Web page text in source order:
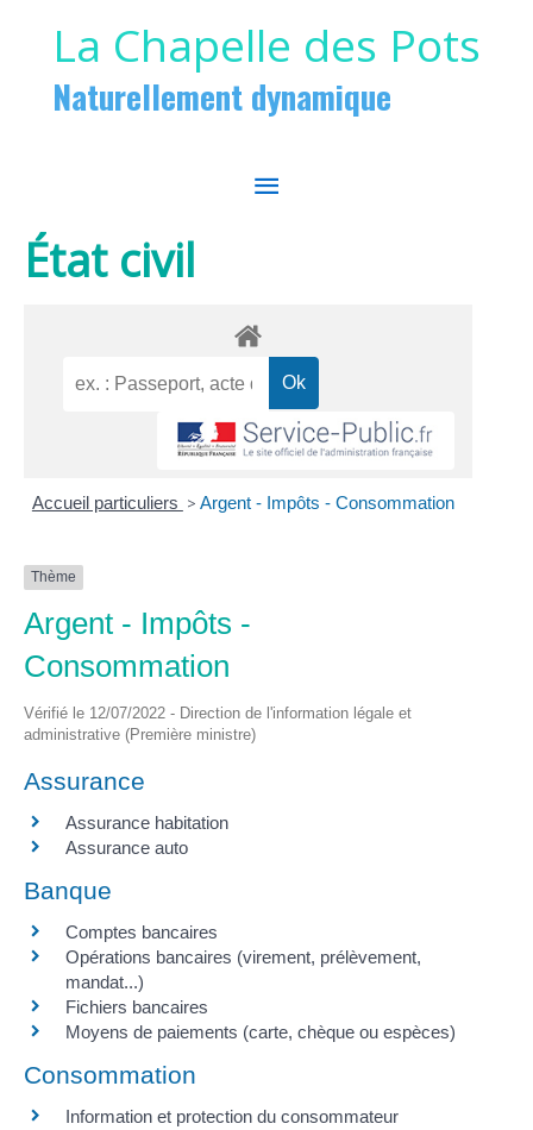
La Chapelle des Pots
Naturellement dynamique
MENU
État civil
Accueil particuliers > Argent - Impôts - Consommation
Thème
Argent - Impôts -
Consommation
Vérifié le 12/07/2022 - Direction de l'information légale et
administrative (Première ministre)
Assurance
Assurance habitation
Assurance auto
Banque
Comptes bancaires
Opérations bancaires (virement, prélèvement,
mandat...)
Fichiers bancaires
Moyens de paiements (carte, chèque ou espèces)
Consommation
Information et protection du consommateur